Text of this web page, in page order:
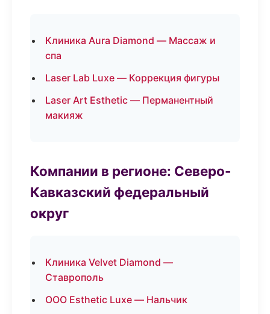
Клиника Aura Diamond — Массаж и
спа
Laser Lab Luxe — Коррекция фигуры
Laser Art Esthetic — Перманентный
макияж
Компании в регионе: Северо-
Кавказский федеральный
округ
Клиника Velvet Diamond —
Ставрополь
ООО Esthetic Luxe — Нальчик